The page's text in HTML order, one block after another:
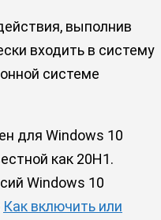
выполнив
входить в систему
системе
для Windows 10
как 20H1.
Windows 10
Как включить или